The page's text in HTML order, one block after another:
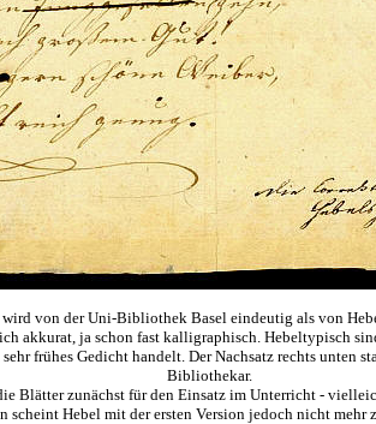
wird von der Uni-Bibliothek Basel eindeutig als von
akkurat, ja schon fast kalligraphisch. Hebeltypisch
frühes Gedicht handelt. Der Nachsatz rechts unten
Bibliothekar.
Blätter zunächst für den Einsatz im Unterricht -
scheint Hebel mit der ersten Version jedoch nicht mehr